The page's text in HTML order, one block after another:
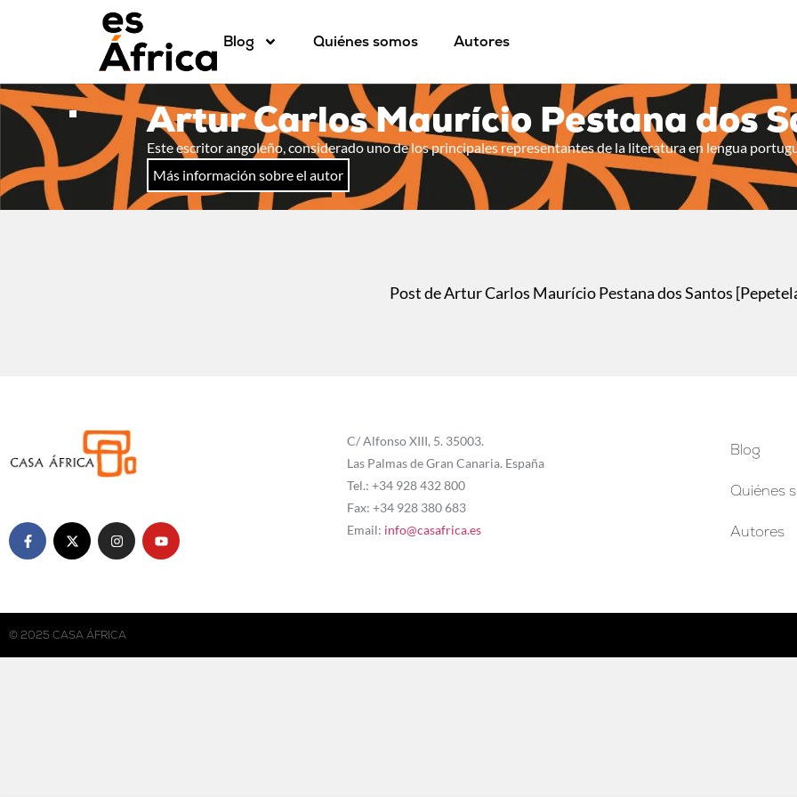
Blog Quiénes somos Autores
Artur Carlos Maurício Pestana dos
Este escritor angoleño, considerado uno de los principales representantes de la literatura en lengua
Más información sobre el autor
Post de Artur Carlos Maurício Pestana dos Santos
C/ Alfonso XIII, 5. 35003.
Las Palmas de Gran Canaria. España
Tel.: +34 928 432 800
Fax: +34 928 380 683
Email: info@casafrica.es
Blog
Quiénes
Autores
© 2025 CASA ÁFRICA